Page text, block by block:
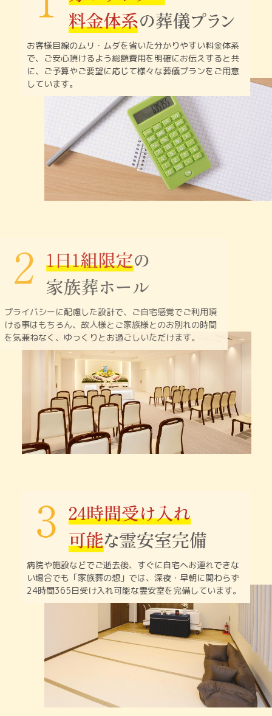
お客様目線のムリ・ムダを省いた分かりやすい料金体系
で、 ご安心頂けるよう総額費用を明確にお伝えすると共
に、 ご予算やご要望に応じて様々な葬儀プランをご用意
しています。
プライバシーに配慮した設計で、ご自宅感覚でご利用頂
ける事はもちろん、故人様とご家族様とのお別れの時間
を気兼ねなく、ゆっくりとお過ごしいただけます。
病院や施設などでご逝去後、すぐに自宅へお連れできな
い場合でも「家族葬の想」では、深夜・早朝に関わらず
24時間365日受け入れ可能な霊安室を完備しています。